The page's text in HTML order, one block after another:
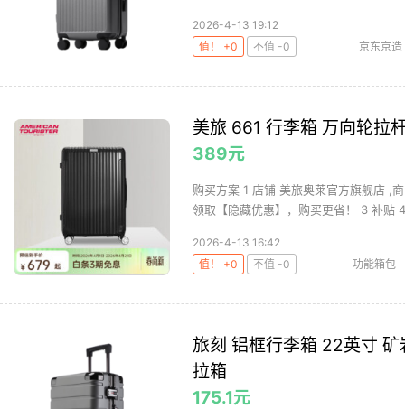
2026-4-13 19:12
值！ +0
不值 -0 京东京造
美旅 661 行李箱 万向轮拉
389元
购买方案 1 店铺 美旅奥莱官方旗舰店 ,
领取【隐藏优惠】，购买更省！ 3 补贴
2026-4-13 16:42
值！ +0
不值 -0 功能箱包
旅刻 铝框行李箱 22英寸
拉箱
175.1元